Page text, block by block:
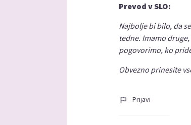
Prevod v SLO:
Najbolje bi bilo, da
tedne. Imamo
pogovorimo, ko
Obvezno prinesite
Prijavi